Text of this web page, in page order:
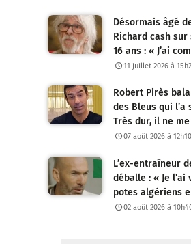
Désormais âgé
Richard cash
16 ans : « J’ai
11 juillet 2026 à
Robert Pirès
des Bleus qui l’a
Très dur, il ne
07 août 2026 à 12h10
L’ex-entraîneur
déballe : « Je l’ai
potes algériens
02 août 2026 à